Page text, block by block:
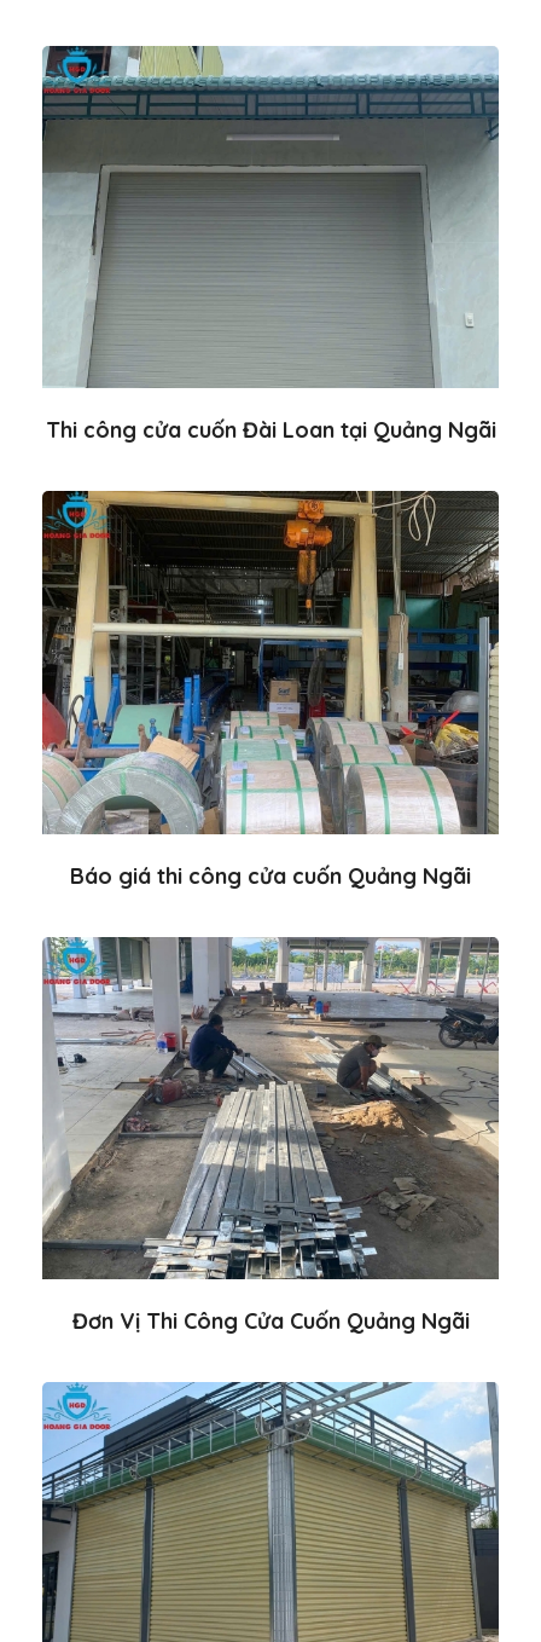
Thi công cửa cuốn Đài Loan tại Quảng Ngãi
Báo giá thi công cửa cuốn Quảng Ngãi
Đơn Vị Thi Công Cửa Cuốn Quảng Ngãi